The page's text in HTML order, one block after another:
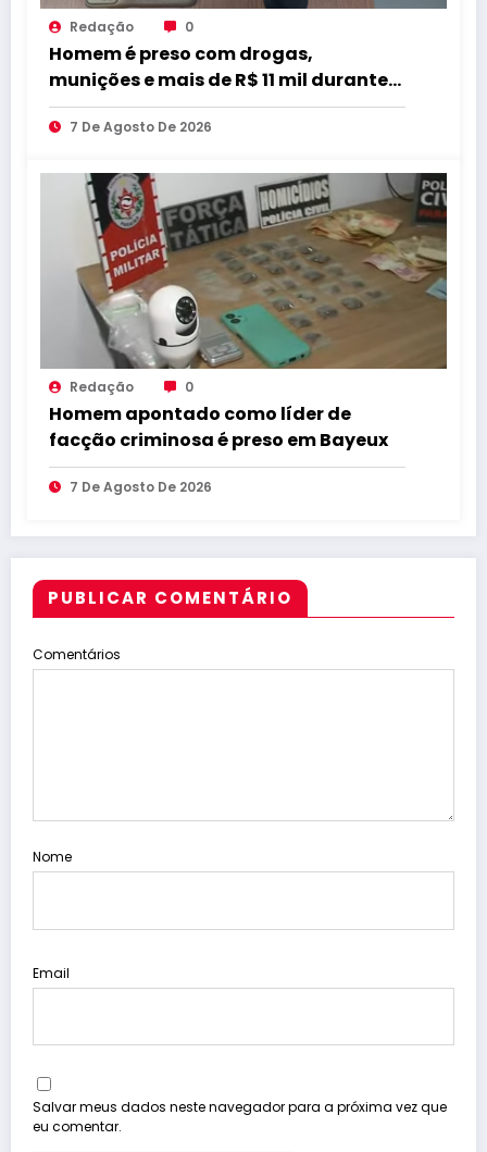
Redação 0
Homem é preso com drogas,
munições e mais de R$ 11 mil durante
operação em Marcação
7 De Agosto De 2026
Redação 0
Homem apontado como líder de
facção criminosa é preso em Bayeux
7 De Agosto De 2026
PUBLICAR COMENTÁRIO
Comentários
Nome
Email
Salvar meus dados neste navegador para a próxima vez que
eu comentar.